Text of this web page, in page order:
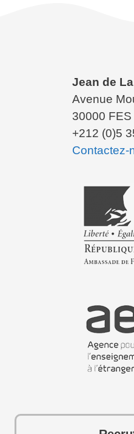
Jean de
Avenue
30000 FES
+212 (0)5
Contactez-